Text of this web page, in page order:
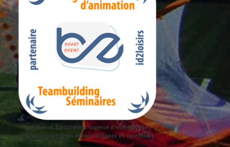
Partenariat Boostevent (agence d'animation) et
id2loisirs activités et jeux ludiques et sportives